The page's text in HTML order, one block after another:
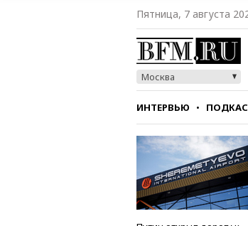
Пятница, 7 августа
Москва
ИНТЕРВЬЮ
СТИЛЬ ТЕСТЫ